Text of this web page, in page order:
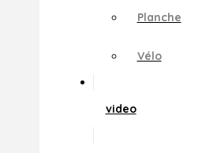
Planche
Vélo
video